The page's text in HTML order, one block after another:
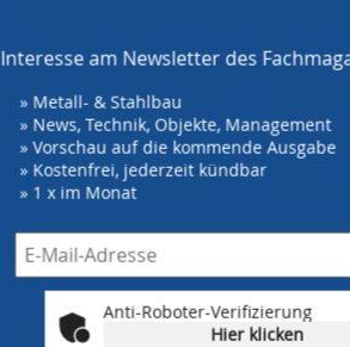
und durch den Vortrag des
an innovativen
an
z.B. zur Freischaltung von
und Rettungswege
Interesse am Newsletter des
» Metall- & Stahlbau
» News, Technik, Objekte, Management
» Vorschau auf die kommende Ausgabe
» Kostenfrei, jederzeit kündbar
» 1 x im Monat
Anti-Roboter-Verifizierung
Hier klicken